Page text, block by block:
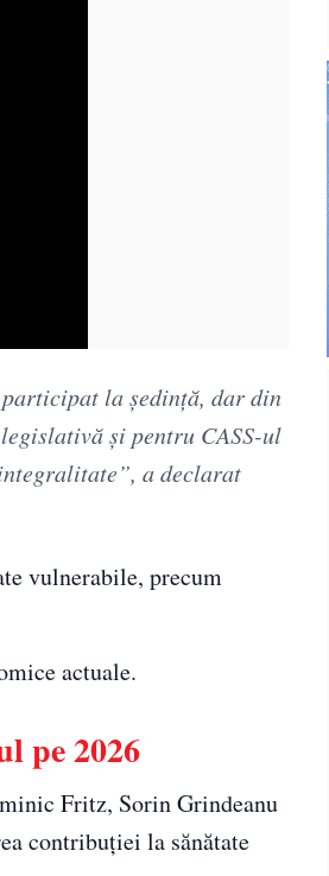
la ședință, dar din
și pentru CASS-ul
a declarat
vulnerabile, precum
actuale.
pe 2026
Fritz, Sorin Grindeanu
contribuției la sănătate